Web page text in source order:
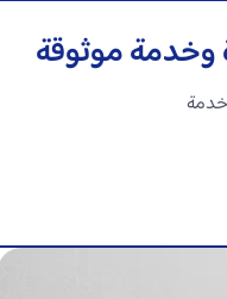
وخدمة موثوقة
خدمة